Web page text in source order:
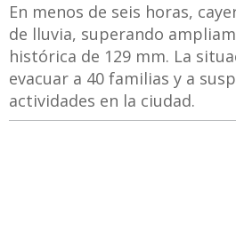
En menos de seis horas,
de lluvia, superando
histórica de 129 mm. La
evacuar a 40 familias y a
actividades en la ciudad.